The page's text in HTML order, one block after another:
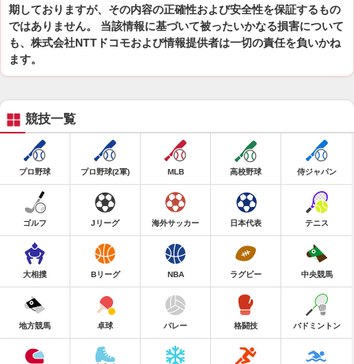
期しておりますが、その内容の正確性および安全性を保証するもの
ではありません。 当該情報に基づいて被ったいかなる損害について
も、株式会社NTTドコモおよび情報提供者は一切の責任を負いかね
ます。
競技一覧
プロ野球 プロ野球(2軍) MLB 高校野球 侍ジャパン
ゴルフ Jリーグ 海外サッカー 日本代表 テニス
大相撲 Bリーグ NBA ラグビー 中央競馬
地方競馬 卓球 バレー 格闘技 バドミントン